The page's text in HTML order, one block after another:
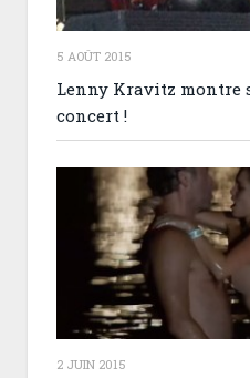
5 AOÛT 2015
Lenny Kravitz montre
concert !
2 JUIN 2015